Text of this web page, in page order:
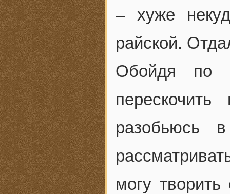
– хуже
райской.
Обойдя по
разобьюсь
могу